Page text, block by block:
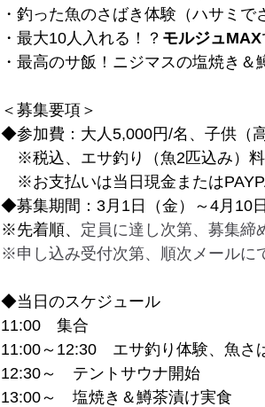
・釣った魚のさばき体験（ハサミで
・最大10人入れる！？ モルジュMAX
・最高のサ飯！ニジマスの塩焼き＆
＜募集要項＞
◆参加費：大人5,000円/名、子供（
※税込、エサ釣り（魚2匹込み）
※お支払いは当日現金または
◆募集期間：3月1日（金）～4月10
※先着順、 定員に達し次第、募集締
※申し込み受付次第、順次メールに
◆当日のスケジュール
11:00　集合
11:00～12:30　エサ釣り体験、魚さ
12:30～　テントサウナ開始
13:00～　塩焼き＆鱒茶漬け実食